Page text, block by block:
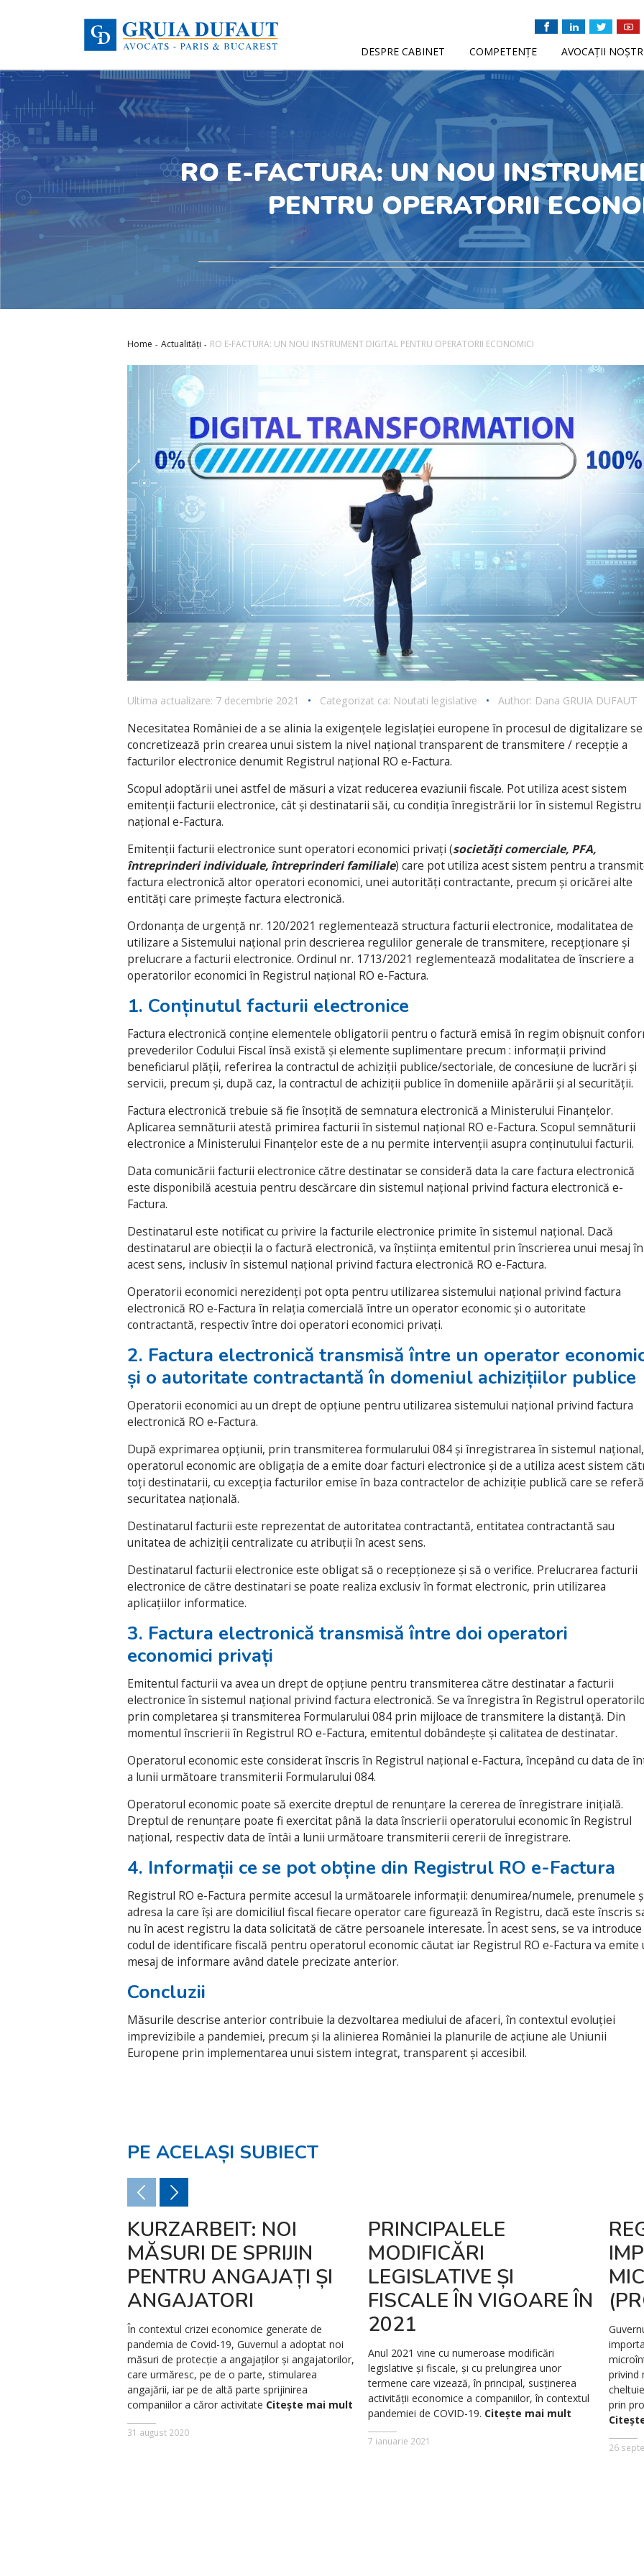
DESPRE CABINET COMPETENȚE AVOCAȚII
RO E-FACTURA: UN NOU
PENTRU OPERATORII
Home Actualități RO E-FACTURA: UN NOU INSTRUMENT DIGITAL PENTRU OPERATORII ECONOMICI
Ultima actualizare: 7 decembrie 2021 • Categorizat ca: Noutati legislative • Author: Dana GRUIA DUFAUT
Necesitatea României de a se alinia la exigențele legislației europene în procesul de digitalizare se
concretizează prin crearea unui sistem la nivel național transparent de transmitere / recepție a
facturilor electronice denumit Registrul național RO e-Factura.
Scopul adoptării unei astfel de măsuri a vizat reducerea evaziunii fiscale. Pot utiliza acest sistem
emitenții facturii electronice, cât și destinatarii săi, cu condiția înregistrării lor în sistemul Registru
național e-Factura.
Emitenții facturii electronice sunt operatori economici privați (societăți comerciale, PFA,
întreprinderi individuale, întreprinderi familiale) care pot utiliza acest sistem pentru a
factura electronică altor operatori economici, unei autorități contractante, precum și oricărei alte
entități care primește factura electronică.
Ordonanța de urgență nr. 120/2021 reglementează structura facturii electronice, modalitatea de
utilizare a Sistemului național prin descrierea regulilor generale de transmitere, recepționare și
prelucrare a facturii electronice. Ordinul nr. 1713/2021 reglementează modalitatea de înscriere a
operatorilor economici în Registrul național RO e-Factura.
1. Conținutul facturii electronice
Factura electronică conține elementele obligatorii pentru o factură emisă în regim obișnuit
prevederilor Codului Fiscal însă există și elemente suplimentare precum : informații privind
beneficiarul plății, referirea la contractul de achiziții publice/sectoriale, de concesiune de lucrări și
servicii, precum și, după caz, la contractul de achiziții publice în domeniile apărării și al securității.
Factura electronică trebuie să fie însoțită de semnatura electronică a Ministerului Finanțelor.
Aplicarea semnăturii atestă primirea facturii în sistemul național RO e-Factura. Scopul semnăturii
electronice a Ministerului Finanțelor este de a nu permite intervenții asupra conținutului facturii.
Data comunicării facturii electronice către destinatar se consideră data la care factura electronică
este disponibilă acestuia pentru descărcare din sistemul național privind factura electronică e-
Factura.
Destinatarul este notificat cu privire la facturile electronice primite în sistemul național. Dacă
destinatarul are obiecții la o factură electronică, va înștiința emitentul prin înscrierea unui mesaj în
acest sens, inclusiv în sistemul național privind factura electronică RO e-Factura.
Operatorii economici nerezidenți pot opta pentru utilizarea sistemului național privind factura
electronică RO e-Factura în relația comercială între un operator economic și o autoritate
contractantă, respectiv între doi operatori economici privați.
2. Factura electronică transmisă între un operator
și o autoritate contractantă în domeniul achizițiilor publice
Operatorii economici au un drept de opțiune pentru utilizarea sistemului național privind factura
electronică RO e-Factura.
După exprimarea opțiunii, prin transmiterea formularului 084 și înregistrarea în sistemul național,
operatorul economic are obligația de a emite doar facturi electronice și de a utiliza acest sistem
toți destinatarii, cu excepția facturilor emise în baza contractelor de achiziție publică care se
securitatea națională.
Destinatarul facturii este reprezentat de autoritatea contractantă, entitatea contractantă sau
unitatea de achiziții centralizate cu atribuții în acest sens.
Destinatarul facturii electronice este obligat să o recepționeze și să o verifice. Prelucrarea facturii
electronice de către destinatari se poate realiza exclusiv în format electronic, prin utilizarea
aplicațiilor informatice.
3. Factura electronică transmisă între doi operatori
economici privați
Emitentul facturii va avea un drept de opțiune pentru transmiterea către destinatar a facturii
electronice în sistemul național privind factura electronică. Se va înregistra în Registrul
prin completarea și transmiterea Formularului 084 prin mijloace de transmitere la distanță. Din
momentul înscrierii în Registrul RO e-Factura, emitentul dobândește și calitatea de destinatar.
Operatorul economic este considerat înscris în Registrul național e-Factura, începând cu data de
a lunii următoare transmiterii Formularului 084.
Operatorul economic poate să exercite dreptul de renunțare la cererea de înregistrare inițială.
Dreptul de renunțare poate fi exercitat până la data înscrierii operatorului economic în Registrul
național, respectiv data de întâi a lunii următoare transmiterii cererii de înregistrare.
4. Informații ce se pot obține din Registrul RO e-Factura
Registrul RO e-Factura permite accesul la următoarele informații: denumirea/numele, prenumele
adresa la care își are domiciliul fiscal fiecare operator care figurează în Registru, dacă este înscris
nu în acest registru la data solicitată de către persoanele interesate. În acest sens, se va introduce
codul de identificare fiscală pentru operatorul economic căutat iar Registrul RO e-Factura va emite
mesaj de informare având datele precizate anterior.
Concluzii
Măsurile descrise anterior contribuie la dezvoltarea mediului de afaceri, în contextul evoluției
imprevizibile a pandemiei, precum și la alinierea României la planurile de acțiune ale Uniunii
Europene prin implementarea unui sistem integrat, transparent și accesibil.
PE ACELAȘI SUBIECT
KURZARBEIT: NOI
MĂSURI DE SPRIJIN
PENTRU ANGAJAȚI ȘI
ANGAJATORI
În contextul crizei economice generate de
pandemia de Covid-19, Guvernul a adoptat noi
măsuri de protecție a angajaților și angajatorilor,
care urmăresc, pe de o parte, stimularea
angajării, iar pe de altă parte sprijinirea
companiilor a căror activitate Citește mai mult
31 august 2020
PRINCIPALELE
MODIFICĂRI
LEGISLATIVE ȘI
FISCALE ÎN VIGOARE ÎN
2021
Anul 2021 vine cu numeroase modificări
legislative și fiscale, și cu prelungirea unor
termene care vizează, în principal, susținerea
activității economice a companiilor, în contextul
pandemiei de COVID-19. Citește mai mult
7 ianuarie 2021
privind
prin
26